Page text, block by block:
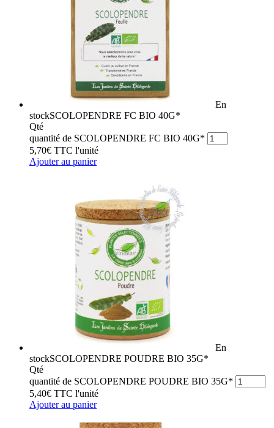
En
stockSCOLOPENDRE FC BIO 40G*
Qté
quantité de SCOLOPENDRE FC BIO 40G*
5,70€ TTC l'unité
Ajouter au panier
En
stockSCOLOPENDRE POUDRE BIO 35G*
Qté
quantité de SCOLOPENDRE POUDRE BIO 35G*
5,40€ TTC l'unité
Ajouter au panier